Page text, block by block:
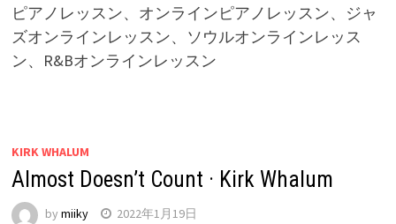
ピアノレッスン、オンラインピアノレッスン、ジャ
ズオンラインレッスン、ソウルオンラインレッス
ン、R&Bオンラインレッスン
KIRK WHALUM
Almost Doesn’t Count · Kirk Whalum
by miiky 2022年1月19日